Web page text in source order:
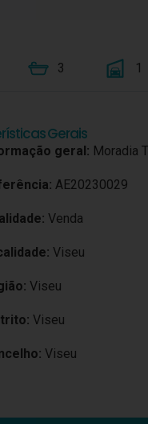
3 1
Gerais
geral: Moradia
AE20230029
Venda
Viseu
Viseu
Viseu
Viseu